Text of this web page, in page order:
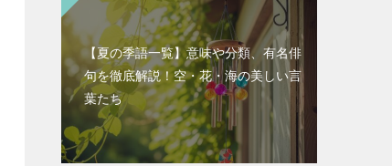
【夏の季語一覧】意味や分類、有名俳
句を徹底解説！空・花・海の美しい言
葉たち